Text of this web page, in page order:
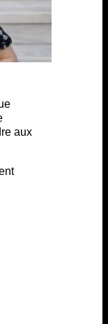
aux